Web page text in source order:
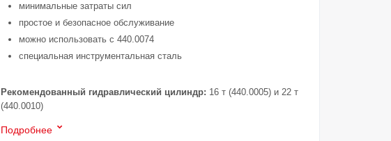
минимальные затраты сил
простое и безопасное обслуживание
можно использовать с 440.0074
специальная инструментальная сталь
Рекомендованный гидравлический цилиндр: 16 т (440.0005) и 22 т
(440.0010)
Подробнее